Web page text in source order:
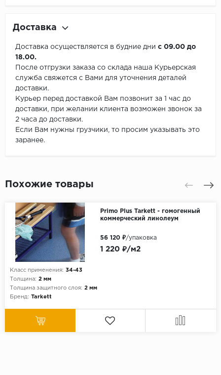
Доставка
Доставка осуществляется в будние дни с 09.00 до
18.00.
После отгрузки заказа со склада наша Курьерская
служба свяжется с Вами для уточнения деталей
доставки.
Курьер перед доставкой Вам позвонит за 1 час до
доставки, при желании клиента возможен звонок за
2 часа до доставки.
Если Вам нужны грузчики, то просим указывать это
заранее.
Похожие товары
Primo Plus Tarkett - гомогенный
коммерческий линолеум
Класс применения: 34-43
Толщина: 2 мм
Толщина защитного слоя: 2 мм
Бренд: Tarkett
1 220 ₽/м2
56 120 ₽/упаковка